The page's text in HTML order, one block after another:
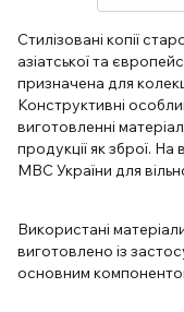
Стилізовані копії
азіатської та
призначена для
Конструктивні
виготовленні
продукції як зброї.
МВС України для
Використані
виготовлено із
основним